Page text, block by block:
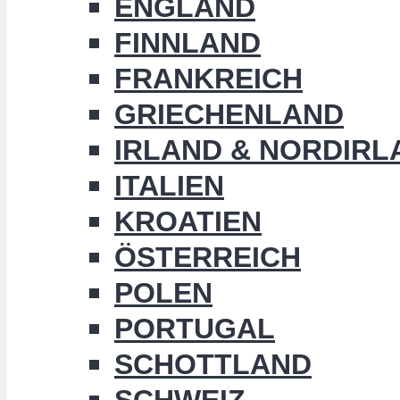
ENGLAND
FINNLAND
FRANKREICH
GRIECHENLAND
IRLAND &
ITALIEN
KROATIEN
ÖSTERREICH
POLEN
PORTUGAL
SCHOTTLAND